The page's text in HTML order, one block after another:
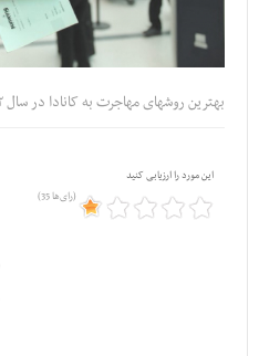
بهترین روشهای مهاجرت به کانادا در سال ۲۰۲۲
این مورد را ارزیابی کنید
(35 رای‌ها)